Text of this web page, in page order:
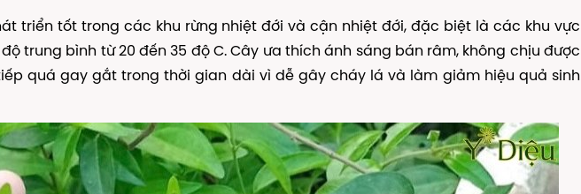
triển tốt trong các khu rừng nhiệt đới và cận nhiệt đới, đặc biệt là các khu vực
trung bình từ 20 đến 35 độ C. Cây ưa thích ánh sáng bán râm, không chịu được
quá gay gắt trong thời gian dài vì dễ gây cháy lá và làm giảm hiệu quả sinh